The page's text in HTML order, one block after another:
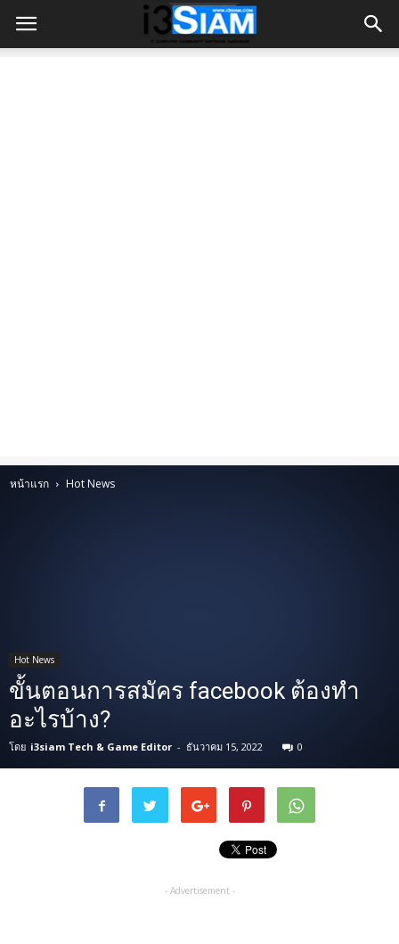
หน้าแรก Hot News
Hot News
ขั้นตอนการสมัคร facebook ต้องทำ
อะไรบ้าง?
โดย i3siam Tech & Game Editor - ธันวาคม 15, 2022 0
- Advertisement -